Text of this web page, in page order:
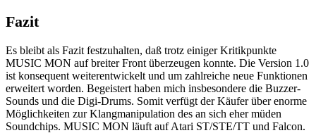
Fazit
Es bleibt als Fazit festzuhalten, daß trotz einiger Kritikpunkte
MUSIC MON auf breiter Front überzeugen konnte. Die Version 1.0
ist konsequent weiterentwickelt und um zahlreiche neue Funktionen
erweitert worden. Begeistert haben mich insbesondere die Buzzer-
Sounds und die Digi-Drums. Somit verfügt der Käufer über enorme
Möglichkeiten zur Klangmanipulation des an sich eher müden
Soundchips. MUSIC MON läuft auf Atari ST/STE/TT und Falcon.